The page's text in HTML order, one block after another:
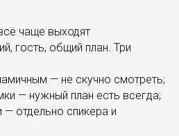
чаще выходят
гость, общий план. Три
— не скучно смотреть;
— нужный план есть всегда;
— отдельно спикера и